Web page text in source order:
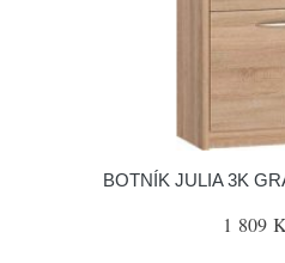
BOTNÍK JULIA 3K
1 809